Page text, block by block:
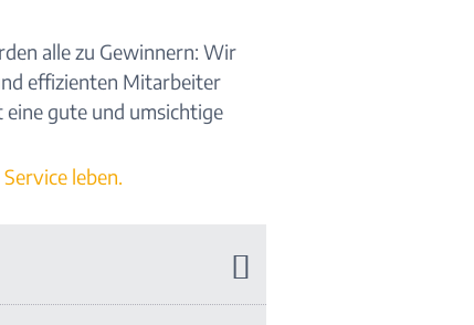
alle zu Gewinnern: Wir
effizienten Mitarbeiter
gute und umsichtige
Service leben.